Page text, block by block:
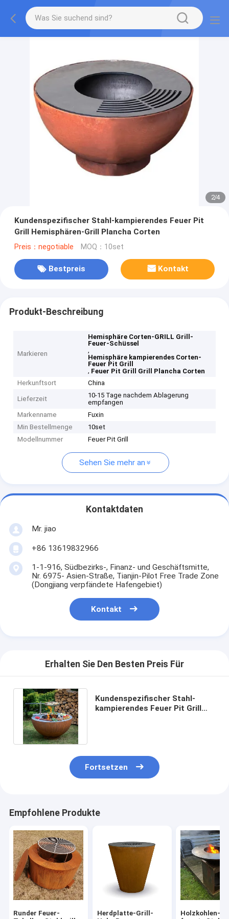
2/4
Kundenspezifischer Stahl-kampierendes Feuer Pit
Grill Hemisphären-Grill Plancha Corten
Preis：negotiable MOQ：10set
Bestpreis Kontakt
Produkt-Beschreibung
Markieren
Hemisphäre Corten-GRILL Grill-
Feuer-Schüssel
,
Hemisphäre kampierendes Corten-
Feuer Pit Grill
, Feuer Pit Grill Grill Plancha Corten
Herkunftsort
China
Lieferzeit
10-15 Tage nachdem Ablagerung
empfangen
Markenname
Fuxin
Min Bestellmenge
10set
Modellnummer
Feuer Pit Grill
Sehen Sie mehr an
Kontaktdaten
Mr. jiao
+86 13619832966
1-1-916, Südbezirks-, Finanz- und Geschäftsmitte,
Nr. 6975- Asien-Straße, Tianjin-Pilot Free Trade Zone
(Dongjiang verpfändete Hafengebiet)
Kontakt
Erhalten Sie Den Besten Preis Für
Kundenspezifischer Stahl-
kampierendes Feuer Pit Grill
Fortsetzen
Empfohlene Produkte
Runder Feuer-
Herdplatte-Grill-
Holzkohlen-